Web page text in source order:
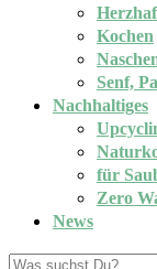
Kochen
Senf,
Nachhaltiges
für
Zero
News